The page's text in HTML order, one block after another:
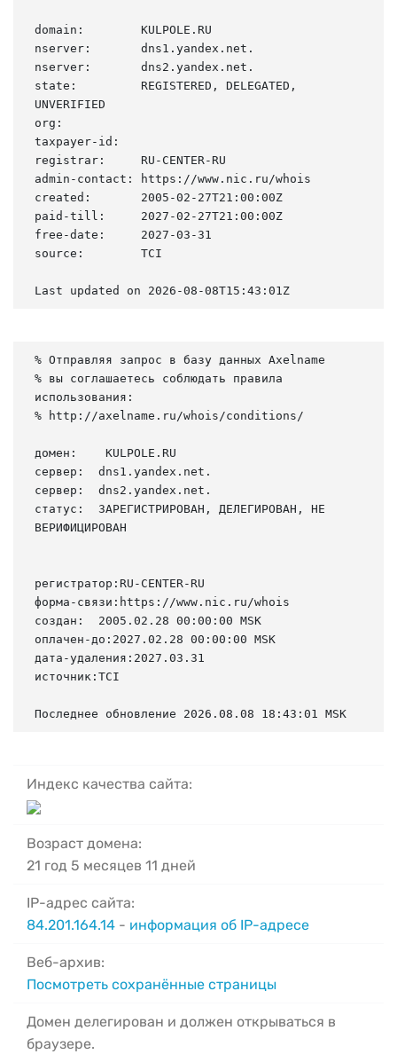
domain:        KULPOLE.RU
nserver:       dns1.yandex.net.
nserver:       dns2.yandex.net.
state:         REGISTERED, DELEGATED,
UNVERIFIED
org:
taxpayer-id:
registrar:     RU-CENTER-RU
admin-contact: https://www.nic.ru/whois
created:       2005-02-27T21:00:00Z
paid-till:     2027-02-27T21:00:00Z
free-date:     2027-03-31
source:        TCI
Last updated on 2026-08-08T15:43:01Z
% Отправляя запрос в базу данных Axelname
% вы соглашаетесь соблюдать правила
использования:
% http://axelname.ru/whois/conditions/
домен:    KULPOLE.RU
сервер:  dns1.yandex.net.
сервер:  dns2.yandex.net.
статус:  ЗАРЕГИСТРИРОВАН, ДЕЛЕГИРОВАН, НЕ
ВЕРИФИЦИРОВАН
регистратор:RU-CENTER-RU
форма-связи:https://www.nic.ru/whois
создан:  2005.02.28 00:00:00 MSK
оплачен-до:2027.02.28 00:00:00 MSK
дата-удаления:2027.03.31
источник:TCI
Последнее обновление 2026.08.08 18:43:01 MSK
Индекс качества сайта:
Возраст домена:
21 год 5 месяцев 11 дней
IP-адрес сайта:
84.201.164.14 - информация об IP-адресе
Веб-архив:
Посмотреть сохранённые страницы
Домен делегирован и должен открываться в
браузере.